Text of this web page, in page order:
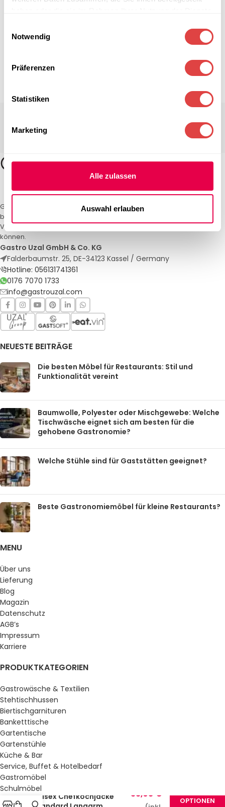
Notwendig
Präferenzen
Statistiken
Marketing
Alle zulassen
Auswahl erlauben
Gastro Uzal – Ihr Spezialist für Gastronomiemöbel und -textilien. Wir
bieten maßgeschneiderte Lösungen für Restaurants, Hotels und
Veranstaltungen. Qualität und Service, auf die Sie sich verlassen
können.
Gastro Uzal GmbH & Co. KG
Falderbaumstr. 25, DE-34123 Kassel / Germany
Hotline: 056131741361
0176 7070 1733
info@gastrouzal.com
NEUESTE BEITRÄGE
Die besten Möbel für Restaurants: Stil und
Funktionalität vereint
Baumwolle, Polyester oder Mischgewebe: Welche
Tischwäsche eignet sich am besten für die
gehobene Gastronomie?
Welche Stühle sind für Gaststätten geeignet?
Beste Gastronomiemöbel für kleine Restaurants?
MENU
Über uns
Lieferung
Blog
Magazin
Datenschutz
AGB’s
Impressum
Karriere
PRODUKTKATEGORIEN
Gastrowäsche & Textilien
Stehtischhussen
Biertischgarnituren
Banketttische
Gartentische
Gartenstühle
Küche & Bar
Service, Buffet & Hotelbedarf
Gastromöbel
Schulmöbel
Sale %
Unisex Chefkochjacke
38,08 €
OPTIONEN